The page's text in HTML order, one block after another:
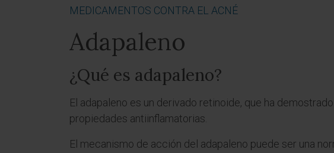
MEDICAMENTOS CONTRA EL ACNÉ
Adapaleno
¿Qué es adapaleno?
El adapaleno es un derivado retinoide, que ha
propiedades antiinflamatorias.
El mecanismo de acción del adapaleno puede ser una